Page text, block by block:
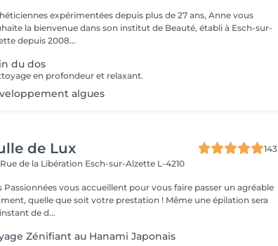
expérimentées depuis plus de 27 ans, Anne vous
la bienvenue dans son institut de Beauté, établi à Esch-sur-
depuis 2008...
du dos
en profondeur et relaxant.
algues
de Lux
143
de la Libération Esch-sur-Alzette L-4210
Passionnées vous accueillent pour vous faire passer un agréable
quelle que soit votre prestation ! Même une épilation sera
de d...
Zénifiant au Hanami Japonais